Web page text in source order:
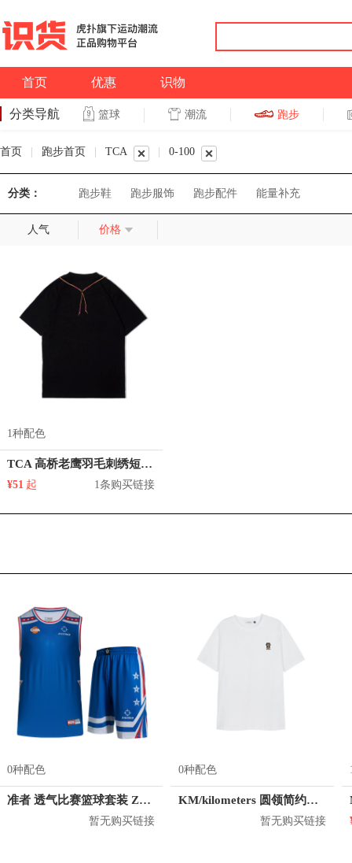
首页 优惠 识物
分类导航 篮球 潮流 跑步
首页 跑步首页 TCA 0-100
分类： 跑步鞋 跑步服饰 跑步配件 能量补充
人气 价格
1种配色
TCA 高桥老鹰羽毛刺绣短袖t恤
¥51 起 1条购买链接
0种配色
准者 透气比赛篮球套装 Z118210177
暂无购买链接
0种配色
KM/kilometers 圆领简约短袖T恤 M2X2108073
暂无购买链接